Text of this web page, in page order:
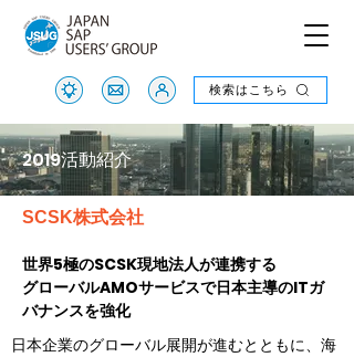
検索はこちら
検索はこちら
2019活動紹介
SCSK株式会社
世界5極のSCSK現地法人が連携する
グローバルAMOサービスで日本主導のITガ
バナンスを強化
日本企業のグローバル展開が進むとともに、海